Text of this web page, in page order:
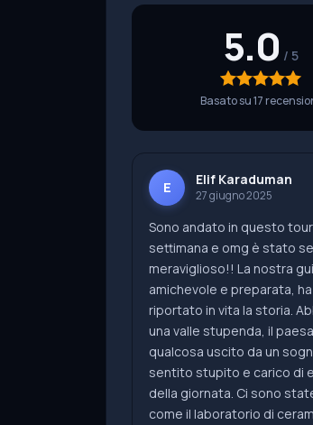
5.0
Basato su 17
E Elif Karaduman
27 giugno 2025
Sono andato in questo
settimana e omg è stato
meraviglioso!! La nostra
amichevole e preparata,
riportato in vita la storia.
una valle stupenda, il
qualcosa uscito da un
sentito stupito e carico di
della giornata. Ci sono
come il laboratorio di